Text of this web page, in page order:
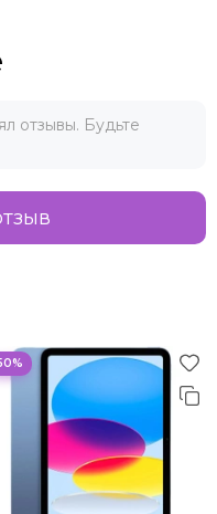
отзывы. Будьте